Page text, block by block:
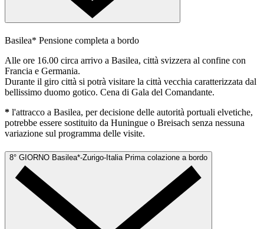
Basilea* Pensione completa a bordo
Alle ore 16.00 circa arrivo a Basilea, città svizzera al confine con
Francia e Germania.
Durante il giro città si potrà visitare la città vecchia caratterizzata dal
bellissimo duomo gotico. Cena di Gala del Comandante.
* l'attracco a Basilea, per decisione delle autorità portuali elvetiche,
potrebbe essere sostituito da Huningue o Breisach senza nessuna
variazione sul programma delle visite.
8° GIORNO Basilea*-Zurigo-Italia Prima colazione a bordo